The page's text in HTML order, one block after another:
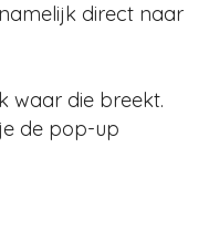
direct naar
waar die breekt.
de pop-up